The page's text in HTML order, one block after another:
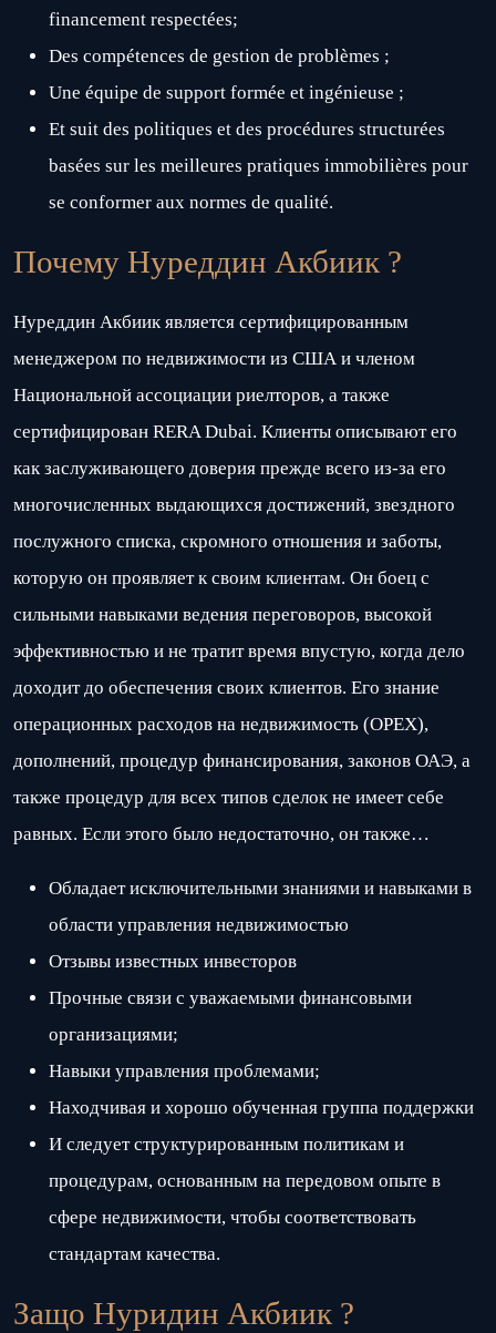
financement respectées;
Des compétences de gestion de problèmes ;
Une équipe de support formée et ingénieuse ;
Et suit des politiques et des procédures structurées
basées sur les meilleures pratiques immobilières pour
se conformer aux normes de qualité.
Почему Нуреддин Акбиик ?
Нуреддин Акбиик является сертифицированным
менеджером по недвижимости из США и членом
Национальной ассоциации риелторов, а также
сертифицирован RERA Dubai. Клиенты описывают его
как заслуживающего доверия прежде всего из-за его
многочисленных выдающихся достижений, звездного
послужного списка, скромного отношения и заботы,
которую он проявляет к своим клиентам. Он боец ​​с
сильными навыками ведения переговоров, высокой
эффективностью и не тратит время впустую, когда дело
доходит до обеспечения своих клиентов. Его знание
операционных расходов на недвижимость (OPEX),
дополнений, процедур финансирования, законов ОАЭ, а
также процедур для всех типов сделок не имеет себе
равных. Если этого было недостаточно, он также…
Обладает исключительными знаниями и навыками в
области управления недвижимостью
Отзывы известных инвесторов
Прочные связи с уважаемыми финансовыми
организациями;
Навыки управления проблемами;
Находчивая и хорошо обученная группа поддержки
И следует структурированным политикам и
процедурам, основанным на передовом опыте в
сфере недвижимости, чтобы соответствовать
стандартам качества.
Защо Нуридин Акбиик ?